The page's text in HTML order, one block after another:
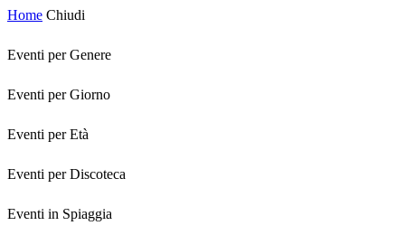
Home Chiudi
Eventi per Genere
Eventi per Giorno
Eventi per Età
Eventi per Discoteca
Eventi in Spiaggia